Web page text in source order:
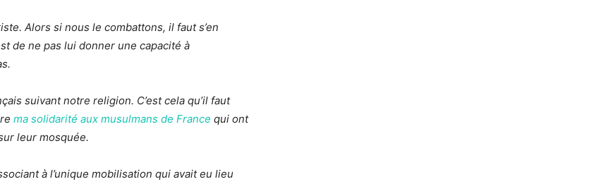
Alors si nous le combattons, il faut s’en
de ne pas lui donner une capacité à
suivant notre religion. C’est cela qu’il faut
ma solidarité aux musulmans de France qui ont
leur mosquée.
à l’unique mobilisation qui avait eu lieu